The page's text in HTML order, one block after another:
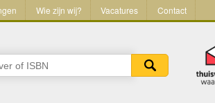
Wie zijn wij? Vacatures Contact